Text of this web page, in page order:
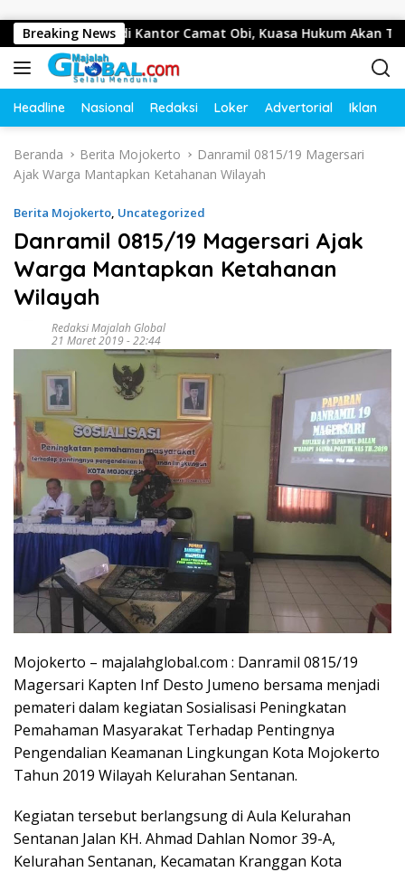
Breaking Newsdi Kantor Camat Obi, Kuasa Hukum Akan Tempuh
Headline Nasional Redaksi Loker Advertorial Iklan
Beranda Berita Mojokerto
Danramil 0815/19 Magersari
Ajak Warga Mantapkan Ketahanan Wilayah
Berita Mojokerto, Uncategorized
Danramil 0815/19 Magersari Ajak
Warga Mantapkan Ketahanan
Wilayah
Redaksi Majalah Global
21 Maret 2019 - 22:44
Mojokerto – majalahglobal.com : Danramil 0815/19
Magersari Kapten Inf Desto Jumeno bersama menjadi
pemateri dalam kegiatan Sosialisasi Peningkatan
Pemahaman Masyarakat Terhadap Pentingnya
Pengendalian Keamanan Lingkungan Kota Mojokerto
Tahun 2019 Wilayah Kelurahan Sentanan.
Kegiatan tersebut berlangsung di Aula Kelurahan
Sentanan Jalan KH. Ahmad Dahlan Nomor 39-A,
Kelurahan Sentanan, Kecamatan Kranggan Kota